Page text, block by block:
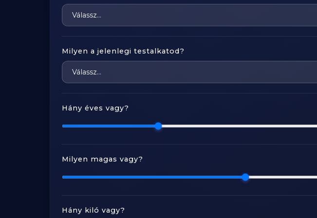
Milyen a jelenlegi testalkatod?
Hány éves vagy?
Milyen magas vagy?
Hány kiló vagy?